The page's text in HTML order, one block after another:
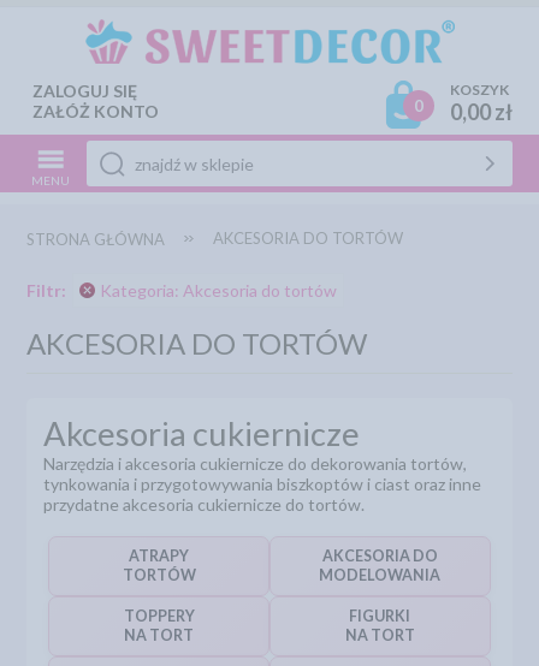
ZALOGUJ SIĘ
ZAŁÓŻ KONTO
0
KOSZYK
0,00 zł
MENU
STRONA GŁÓWNA AKCESORIA DO TORTÓW
Filtr: Kategoria: Akcesoria do tortów
AKCESORIA DO TORTÓW
Akcesoria cukiernicze
Narzędzia i akcesoria cukiernicze do dekorowania tortów,
tynkowania i przygotowywania biszkoptów i ciast oraz inne
przydatne akcesoria cukiernicze do tortów.
ATRAPY
TORTÓW
AKCESORIA DO
MODELOWANIA
TOPPERY
NA TORT
FIGURKI
NA TORT